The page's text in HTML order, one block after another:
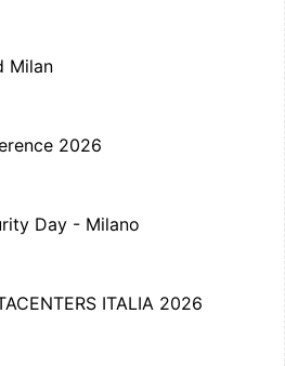
Milan
2026
Day - Milano
ITALIA 2026